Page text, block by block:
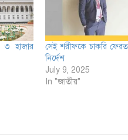
৩ হাজার
সেই শরীফকে চাকরি ফেরত
নির্দেশ
July 9, 2025
In "জাতীয়"